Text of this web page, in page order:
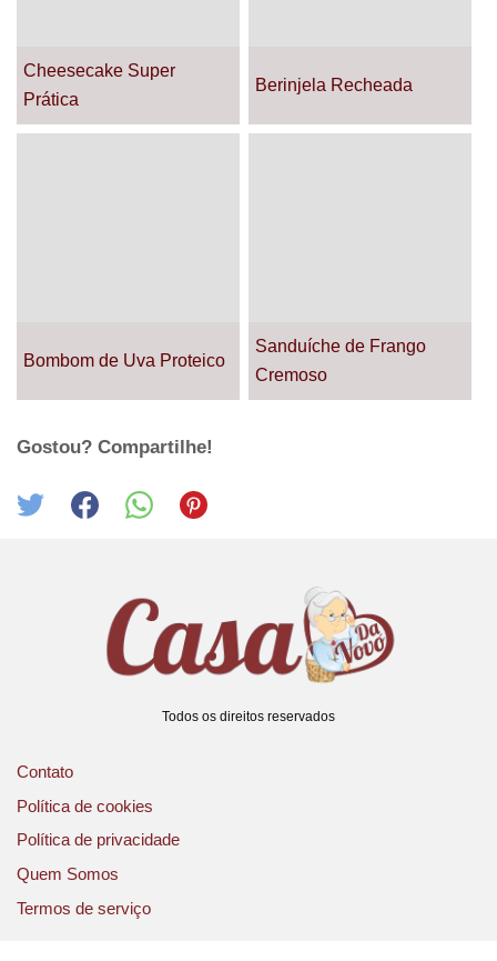
Cheesecake Super
Prática
Berinjela Recheada
Bombom de Uva Proteico
Sanduíche de Frango
Cremoso
Gostou? Compartilhe!
Todos os direitos reservados
Contato
Política de cookies
Política de privacidade
Quem Somos
Termos de serviço